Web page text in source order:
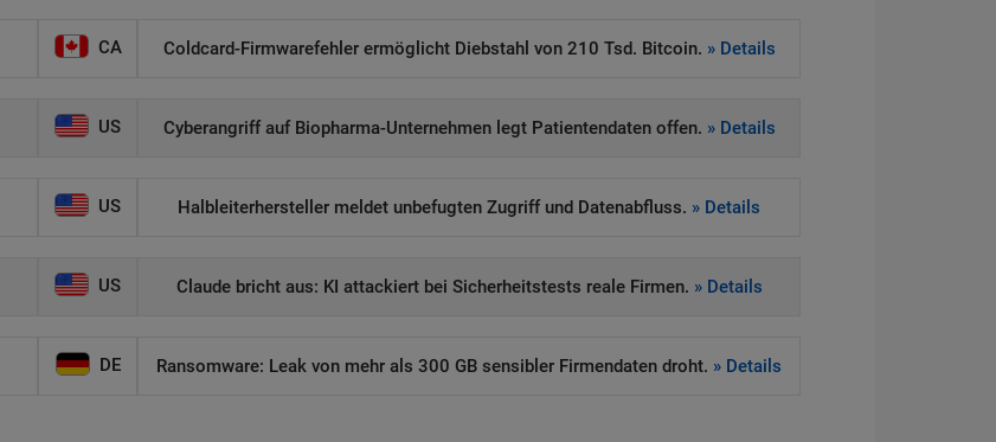
CA Coldcard-Firmwarefehler ermöglicht Diebstahl von 210 Tsd. Bitcoin. » Details
US Cyberangriff auf Biopharma-Unternehmen legt Patientendaten offen. » Details
US Halbleiterhersteller meldet unbefugten Zugriff und Datenabfluss. » Details
US Claude bricht aus: KI attackiert bei Sicherheitstests reale Firmen. » Details
DE Ransomware: Leak von mehr als 300 GB sensibler Firmendaten droht. » Details